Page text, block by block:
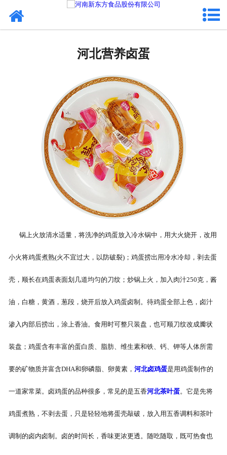
河北熟食品
河北调味品
河北鸡蛋壳粉
河北新东方食品
河北食品代加工
河北精忠报国八大锤典故版
河北蜜汁味卤蛋
- 河北茶香味卤蛋
河北营养卤蛋
锅上火放清水适量，将洗净的鸡蛋放入冷水锅中，用大火烧开，改用
小火将鸡蛋煮熟(火不宜过大，以防破裂)；鸡蛋捞出用冷水冷却，剥去蛋
壳，顺长在鸡蛋表面划几道均匀的刀纹；炒锅上火，加入肉汁250克，酱
油，白糖，黄酒，葱段，烧开后放入鸡蛋卤制。待鸡蛋全部上色，卤汁
渗入内部后捞出，涂上香油。食用时可整只装盘，也可顺刀纹改成瓣状
装盘；鸡蛋含有丰富的蛋白质、脂肪、维生素和铁、钙、钾等人体所需
要的矿物质并富含DHA和卵磷脂、卵黄素， 河北卤鸡蛋是用鸡蛋制作的
一道家常菜。卤鸡蛋的品种很多，常见的是五香河北茶叶蛋。它是先将
鸡蛋煮熟，不剥去蛋，只是轻轻地将蛋壳敲破，放入用五香调料和茶叶
调制的卤内卤制。卤的时间长，香味更浓更透。随吃随取，既可热食也